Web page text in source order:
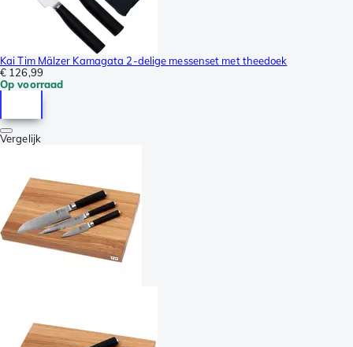
Kai Tim Mälzer Kamagata 2-delige messenset met theedoek
€ 126,99
Op voorraad
Vergelijk